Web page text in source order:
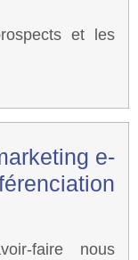
et les
e-
faire nous